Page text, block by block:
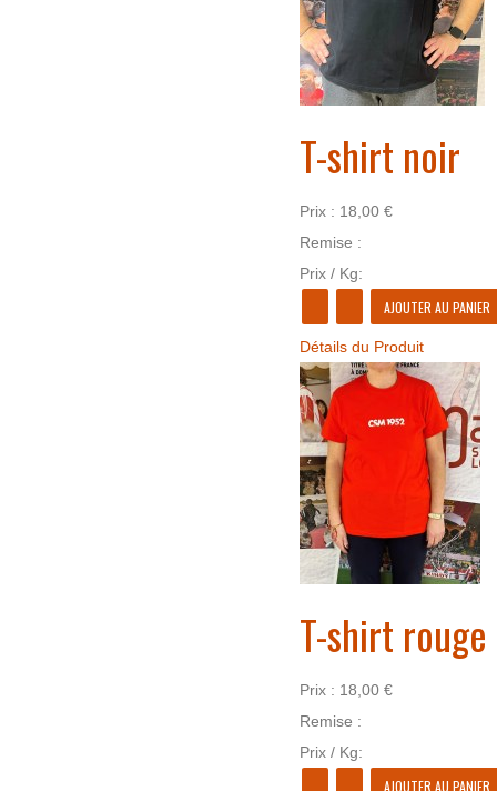
T-shirt noir
Prix : 18,00 €
Remise :
Prix / Kg:
Détails du Produit
T-shirt rouge
Prix : 18,00 €
Remise :
Prix / Kg: